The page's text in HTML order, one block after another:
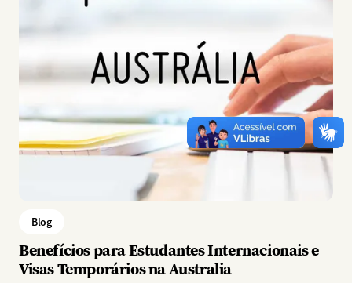
Blog
Benefícios para Estudantes Internacionais e
Visas Temporários na Australia